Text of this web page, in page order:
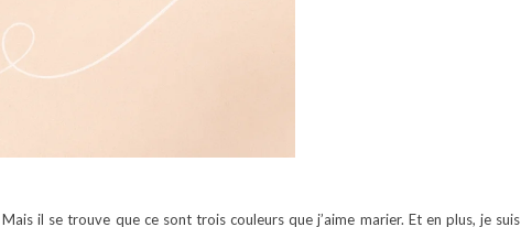
il se trouve que ce sont trois couleurs que j’aime marier. Et en plus, je suis